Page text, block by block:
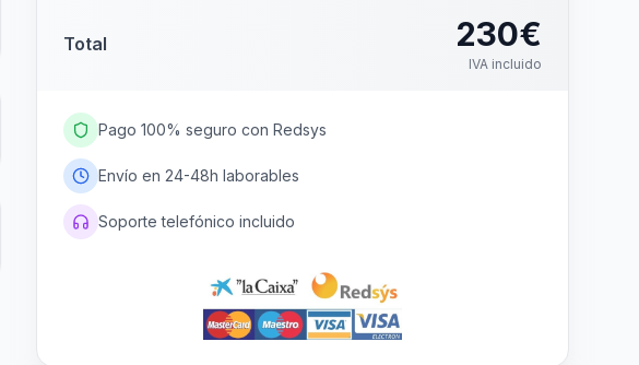
Total 230€
IVA incluido
Pago 100% seguro con Redsys
Envío en 24-48h laborables
Soporte telefónico incluido